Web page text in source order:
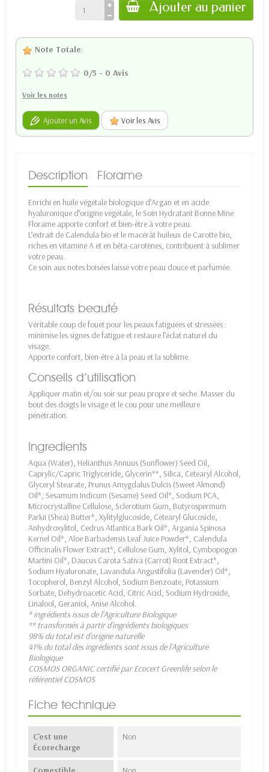
Ajouter au panier
Note Totale:
0/5 - 0 Avis
Voir les notes
Ajouter un Avis Voir les Avis
Description Florame
Enrichi en huile végétale biologique d’Argan et en acide
hyaluronique d’origine végétale, le Soin Hydratant Bonne Mine
Florame apporte confort et bien-être à votre peau.
L’extrait de Calendula bio et le macérât huileux de Carotte bio,
riches en vitamine A et en bêta-carotènes, contribuent à sublimer
votre peau.
Ce soin aux notes boisées laisse votre peau douce et parfumée.
Résultats beauté
Véritable coup de fouet pour les peaux fatiguées et stressées :
minimise les signes de fatigue et restaure l’éclat naturel du
visage.
Apporte confort, bien-être à la peau et la sublime.
Conseils d’utilisation
Appliquer matin et/ou soir sur peau propre et sèche. Masser du
bout des doigts le visage et le cou pour une meilleure
pénétration.
Ingredients
Aqua (Water), Helianthus Annuus (Sunflower) Seed Oil,
Caprylic/Capric Triglyceride, Glycerin**, Silica, Cetearyl Alcohol,
Glyceryl Stearate, Prunus Amygdalus Dulcis (Sweet Almond)
Oil*, Sesamum Indicum (Sesame) Seed Oil*, Sodium PCA,
Microcrystalline Cellulose, Sclerotium Gum, Butyrospermum
Parkii (Shea) Butter*, Xylitylglucoside, Cetearyl Glucoside,
Anhydroxylitol, Cedrus Atlantica Bark Oil*, Argania Spinosa
Kernel Oil*, Aloe Barbadensis Leaf Juice Powder*, Calendula
Officinalis Flower Extract*, Cellulose Gum, Xylitol, Cymbopogon
Martini Oil*, Daucus Carota Sativa (Carrot) Root Extract*,
Sodium Hyaluronate, Lavandula Angustifolia (Lavender) Oil*,
Tocopherol, Benzyl Alcohol, Sodium Benzoate, Potassium
Sorbate, Dehydroacetic Acid, Citric Acid, Sodium Hydroxide,
Linalool, Geraniol, Anise Alcohol.
* ingrédients issus de l’Agriculture Biologique
** transformés à partir d’ingrédients biologiques
98% du total est d’origine naturelle
41% du total des ingrédients sont issus de l’Agriculture
Biologique
COSMOS ORGANIC certifié par Ecocert Greenlife selon le
référentiel COSMOS
Fiche technique
C'est une
Écorecharge
Non